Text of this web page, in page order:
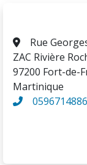
Rue
ZAC Rivière
97200 Fort-de-
Martinique
0596714886